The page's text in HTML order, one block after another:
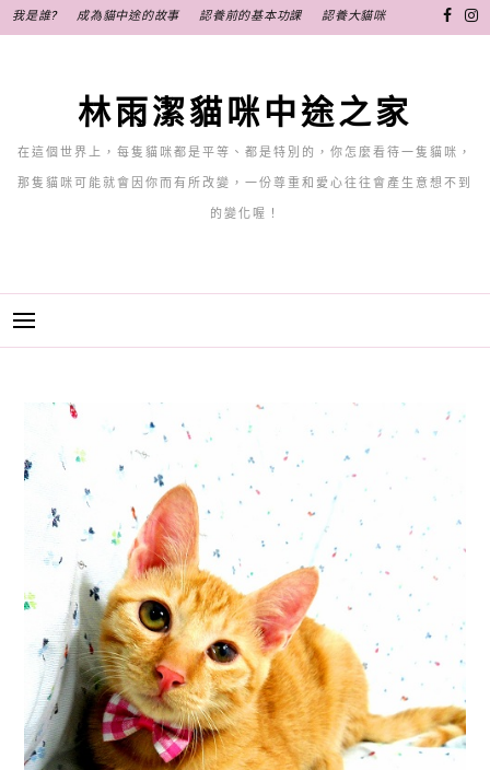
至
我是誰? 成為貓中途的故事 認養前的基本功課 認養大貓咪
林雨潔貓咪中途之家
在這個世界上，每隻貓咪都是平等、都是特別的，你怎麼看待一隻貓咪，
那隻貓咪可能就會因你而有所改變，一份尊重和愛心往往會產生意想不到
的變化喔！